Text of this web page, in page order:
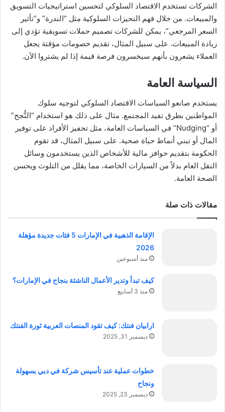
الشركات تستخدم الاقتصاد السلوكي لتحسين استراتيجيات التسويق
والمبيعات. من خلال فهم التحيزات السلوكية مثل “الندرة” و”تأثير
السعر المرجعي”، يمكن للشركات تصميم حملات تسويقية تؤدي إلى
زيادة المبيعات. على سبيل المثال، تقديم خصومات مؤقتة يجعل
العملاء يشعرون بأنهم سيخسرون فرصة قيمة إذا لم يشتروا الآن.
السياسة العامة
يستخدم صانعو السياسات الاقتصاد السلوكي لتوجيه سلوك
المواطنين بطرق تفيد المجتمع. مثال على ذلك هو استخدام “النُّجح”
أو “Nudging” في السياسات العامة، مثل تحفيز الأفراد على توفير
المال أو تبني أنماط حياة صحية. على سبيل المثال، قد تقوم
الحكومة بتقديم حوافز مالية للأشخاص الذين يستخدمون وسائل
النقل العام بدلاً من السيارات الخاصة، مما يقلل من التلوث ويحسن
الصحة العامة.
مقالات ذات صلة
الإقامة الذهبية في الإمارات 5 فئات جديدة مؤهلة
2026
منذ أسبوعين
كيف تبدأ وتدير الأعمال الناشئة بنجاح في الإمارات؟
منذ 3 أسابيع
ارابيان فنتك: كيف تقود المنصات العربية ثورة الفنتك
ديسمبر 31, 2025
خطوات عملية عند تأسيس شركة في دبي بسهولة
ونجاح
ديسمبر 23, 2025